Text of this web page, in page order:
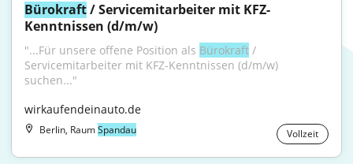
Bürokraft / Servicemitarbeiter mit KFZ-
Kenntnissen (d/m/w)
"...Für unsere offene Position als Bürokraft /
Servicemitarbeiter mit KFZ-Kenntnissen (d/m/w)
suchen..."
wirkaufendeinauto.de
Berlin, RaumSpandau Vollzeit